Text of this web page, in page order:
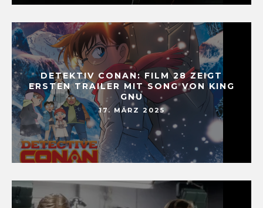
DETEKTIV CONAN: FILM 28 ZEIGT
ERSTEN TRAILER MIT SONG VON KING
GNU
17. MÄRZ 2025